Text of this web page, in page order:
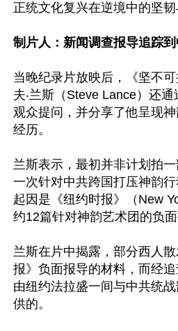
正统文化复兴在逆境中的坚韧
制片人：新闻调查报导追踪
当晚纪录片放映后，《坚不
夫‧兰斯（Steve Lance）还
观众提问，并分享了他呈现
经历。
兰斯表示，最初并非计划拍
一次针对中共跨国打压神韵行
起因是《纽约时报》（New
约12篇针对神韵艺术团的负面
兰斯在片中揭露，部分西人
报》负面报导的材料，而经
由纽约法拉盛一间与中共统
供的。